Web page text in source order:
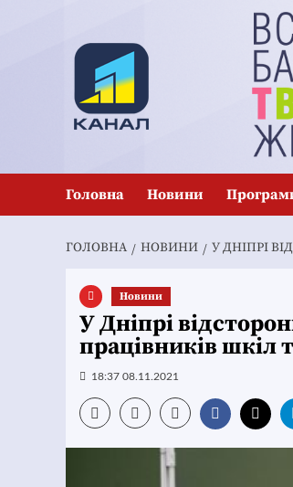
Головна Новини
ГОЛОВНА НОВИНИ У ДНІПРІ
Новини
У Дніпрі
працівників шкіл
18:37 08.11.2021